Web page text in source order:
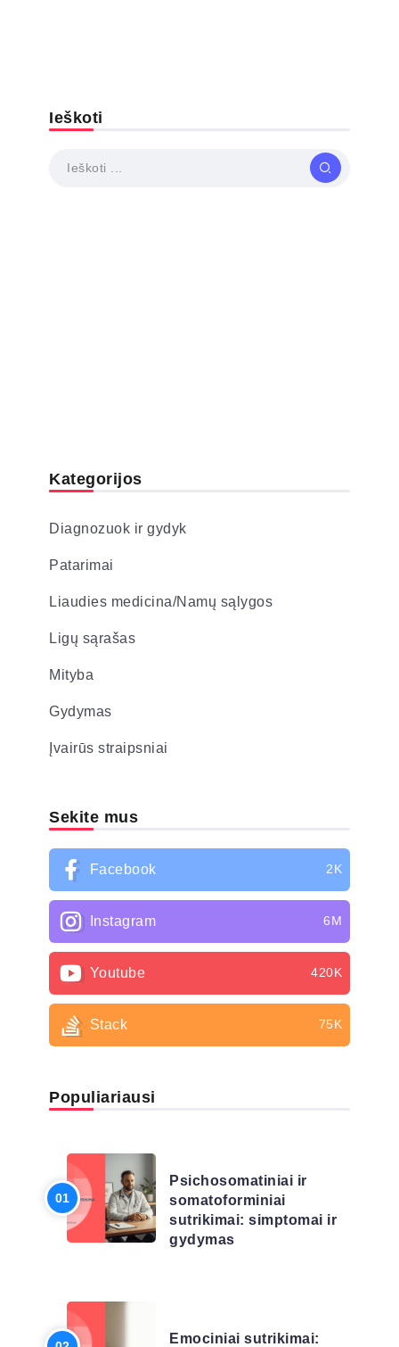
Ieškoti
Kategorijos
Diagnozuok ir gydyk
Patarimai
Liaudies medicina/Namų sąlygos
Ligų sąrašas
Mityba
Gydymas
Įvairūs straipsniai
Sekite mus
Facebook 2K
Instagram 6M
Youtube 420K
Stack 75K
Populiariausi
Psichosomatiniai ir
somatoforminiai
sutrikimai: simptomai ir
gydymas
Emociniai sutrikimai: